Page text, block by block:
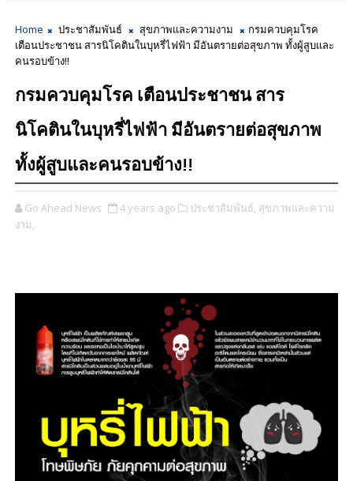
Home ประชาสัมพันธ์ สุขภาพและความงาม
กรมควบคุมโรค
เตือนประชาชน สารนิโคตินในบุหรี่ไฟฟ้า มีอันตรายต่อสุขภาพ ทั้งผู้สูบและ
คนรอบข้าง!!
กรมควบคุมโรค เตือนประชาชน สาร
นิโคตินในบุหรี่ไฟฟ้า มีอันตรายต่อสุขภาพ
ทั้งผู้สูบและคนรอบข้าง!!
Go Ahead News 4 years ago ประชาสัมพันธ์, สุขภาพและความ
งาม,